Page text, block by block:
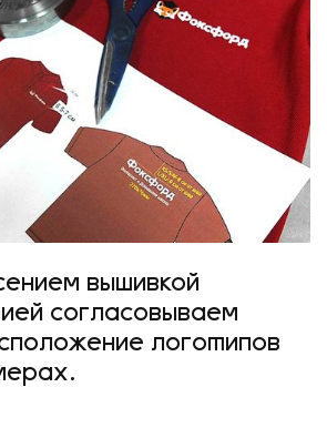
вышивкой
согласовываем
логотипов